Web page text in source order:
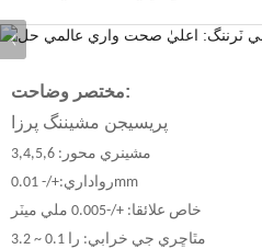
مختصر وضاحت:
پريسيجن مشيننگ پرزا
مشينري محور: 3,4,5,6
رواداري:+/- 0.01mm
خاص علائقا: +/-0.005 ملي ميٽر
مٿاڇري جي خرابي: را 0.1 ~ 3.2